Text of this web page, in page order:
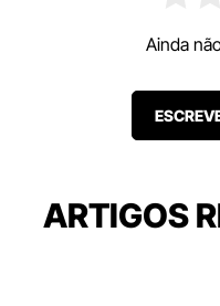
Ainda
ARTIGOS